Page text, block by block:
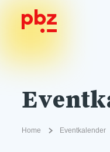
Home Eventkalender